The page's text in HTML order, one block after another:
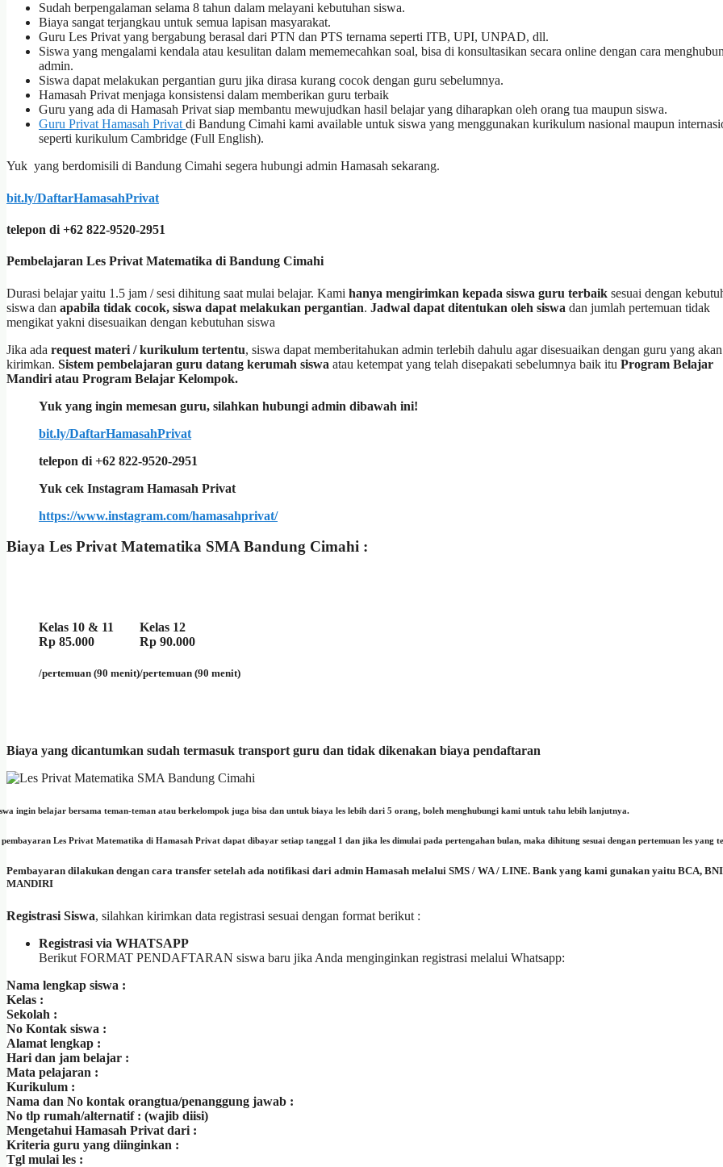
Sudah berpengalaman selama 8 tahun dalam melayani kebutuhan siswa.
Biaya sangat terjangkau untuk semua lapisan masyarakat.
Guru Les Privat yang bergabung berasal dari PTN dan PTS ternama seperti ITB, UPI, UNPAD, dll.
Siswa yang mengalami kendala atau kesulitan dalam mememecahkan soal, bisa di konsultasikan secara online dengan cara
admin.
Siswa dapat melakukan pergantian guru jika dirasa kurang cocok dengan guru sebelumnya.
Hamasah Privat menjaga konsistensi dalam memberikan guru terbaik
Guru yang ada di Hamasah Privat siap membantu mewujudkan hasil belajar yang diharapkan oleh orang tua maupun siswa.
Guru Privat Hamasah Privatdi Bandung Cimahi kami available untuk siswa yang menggunakan kurikulum nasional maupun
seperti kurikulum Cambridge (Full English).
Yuk yang berdomisili di Bandung Cimahi segera hubungi admin Hamasah sekarang.
bit.ly/DaftarHamasahPrivat
telepon di +62 822-9520-2951
Pembelajaran Les Privat Matematika di Bandung Cimahi
Durasi belajar yaitu 1.5 jam / sesi dihitung saat mulai belajar. Kami hanya mengirimkan kepada siswa guru terbaik sesuai dengan
siswa dan apabila tidak cocok, siswa dapat melakukan pergantian. Jadwal dapat ditentukan oleh siswa dan jumlah pertemuan tidak
mengikat yakni disesuaikan dengan kebutuhan siswa
Jika ada request materi / kurikulum tertentu, siswa dapat memberitahukan admin terlebih dahulu agar disesuaikan dengan guru yang
kirimkan. Sistem pembelajaran guru datang kerumah siswa atau ketempat yang telah disepakati sebelumnya baik itu Program Belajar
Mandiri atau Program Belajar Kelompok.
Yuk yang ingin memesan guru, silahkan hubungi admin dibawah ini!
bit.ly/DaftarHamasahPrivat
telepon di +62 822-9520-2951
Yuk cek Instagram Hamasah Privat
https://www.instagram.com/hamasahprivat/
Biaya Les Privat Matematika SMA Bandung Cimahi :
Kelas 10 & 11
Rp 85.000
/pertemuan (90 menit)
Kelas 12
Rp 90.000
/pertemuan (90 menit)
Biaya yang dicantumkan sudah termasuk transport guru dan tidak dikenakan biaya pendaftaran
ingin belajar bersama teman-teman atau berkelompok juga bisa dan untuk biaya les lebih dari 5 orang, boleh menghubungi kami untuk tahu lebih lanjutnya.
pembayaran Les Privat Matematika di Hamasah Privat dapat dibayar setiap tanggal 1 dan jika les dimulai pada pertengahan bulan, maka dihitung sesuai dengan pertemuan les yang
Pembayaran dilakukan dengan cara transfer setelah ada notifikasi dari admin Hamasah melalui SMS / WA / LINE. Bank yang kami gunakan yaitu BCA,
MANDIRI
Registrasi Siswa, silahkan kirimkan data registrasi sesuai dengan format berikut :
Registrasi via WHATSAPP
Berikut FORMAT PENDAFTARAN siswa baru jika Anda menginginkan registrasi melalui Whatsapp:
Nama lengkap siswa :
Kelas :
Sekolah :
No Kontak siswa :
Alamat lengkap :
Hari dan jam belajar :
Mata pelajaran :
Kurikulum :
Nama dan No kontak orangtua/penanggung jawab :
No tlp rumah/alternatif : (wajib diisi)
Mengetahui Hamasah Privat dari :
Kriteria guru yang diinginkan :
Tgl mulai les :